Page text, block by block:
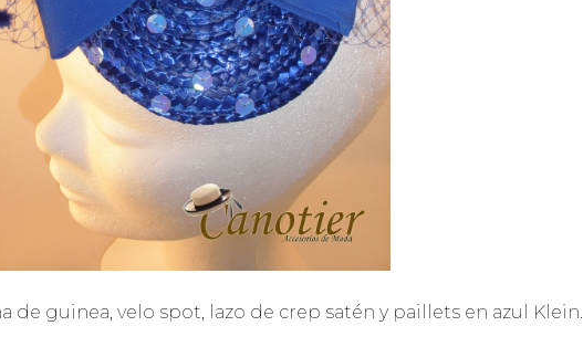
de guinea, velo spot, lazo de crep satén y paillets en azul Klein.